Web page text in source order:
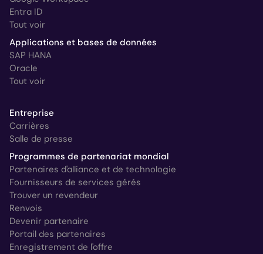
Entra ID
Tout voir
Applications et bases de données
SAP HANA
Oracle
Tout voir
Entreprise
Carrières
Salle de presse
Programmes de partenariat mondial
Partenaires d'alliance et de technologie
Fournisseurs de services gérés
Trouver un revendeur
Renvois
Devenir partenaire
Portail des partenaires
Enregistrement de l'offre